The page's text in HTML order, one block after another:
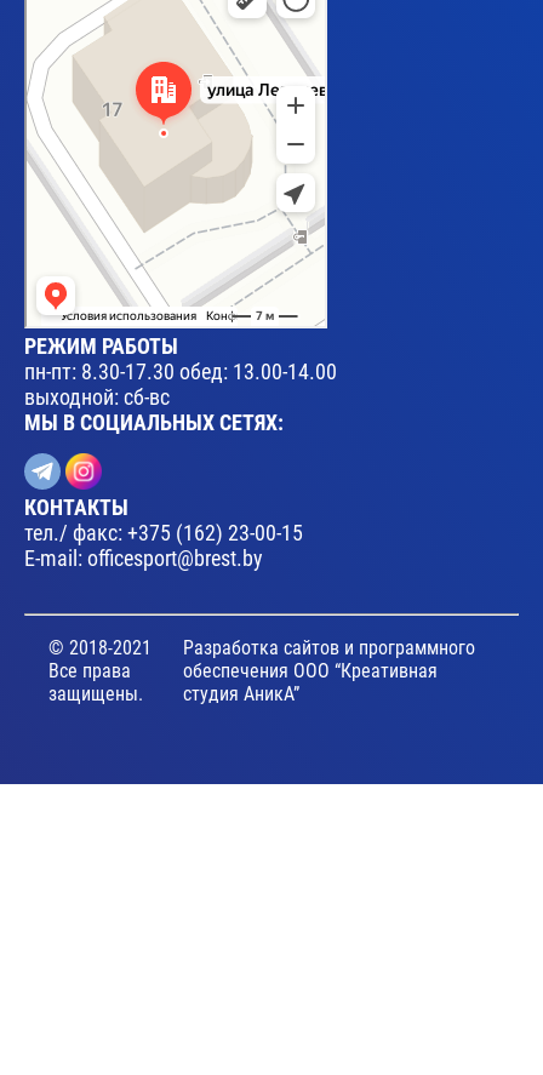
РЕЖИМ РАБОТЫ
пн-пт: 8.30-17.30 обед: 13.00-14.00
выходной: сб-вс
МЫ В СОЦИАЛЬНЫХ СЕТЯХ:
КОНТАКТЫ
тел./ факс: +375 (162) 23-00-15
E-mail: officesport@brest.by
© 2018-2021
Все права
защищены.
Разработка сайтов и программного
обеспечения ООО “Креативная
студия АникА”